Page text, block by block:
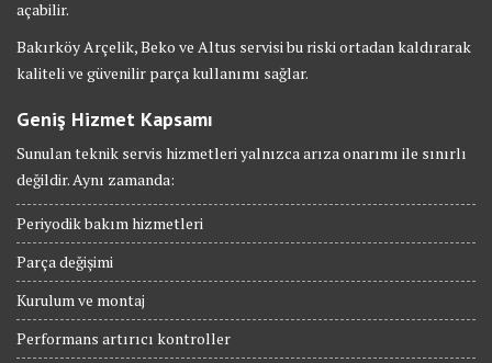
açabilir.
Bakırköy Arçelik, Beko ve Altus servisi bu riski ortadan kaldırarak
kaliteli ve güvenilir parça kullanımı sağlar.
Geniş Hizmet Kapsamı
Sunulan teknik servis hizmetleri yalnızca arıza onarımı ile sınırlı
değildir. Aynı zamanda:
Periyodik bakım hizmetleri
Parça değişimi
Kurulum ve montaj
Performans artırıcı kontroller